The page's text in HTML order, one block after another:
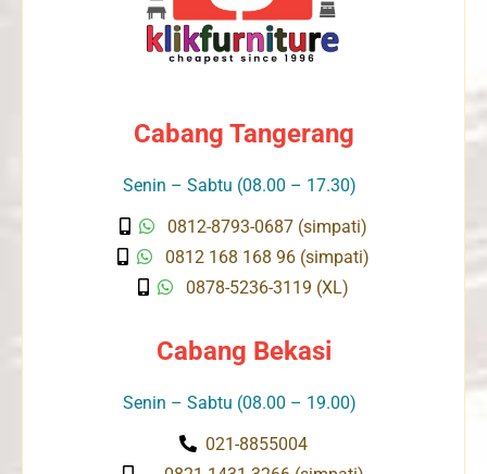
Cabang Tangerang
Senin – Sabtu (08.00 – 17.30)
0812-8793-0687 (simpati)
0812 168 168 96 (simpati)
0878-5236-3119 (XL)
Cabang Bekasi
Senin – Sabtu (08.00 – 19.00)
021-8855004